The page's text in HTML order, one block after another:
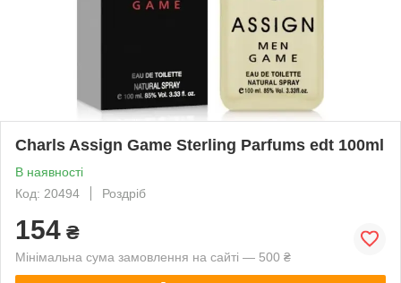
Charls Assign Game Sterling Parfums edt 100ml
В наявності
Код: 20494
Роздріб
154 ₴
Мінімальна сума замовлення на сайті — 500 ₴